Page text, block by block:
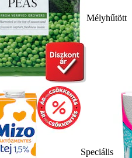
Mélyhűtött
Speciális